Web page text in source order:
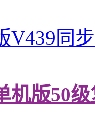
V439同
机版50